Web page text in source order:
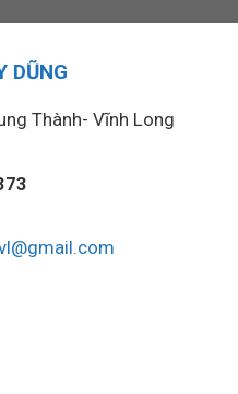
DŨNG
Thành- Vĩnh Long